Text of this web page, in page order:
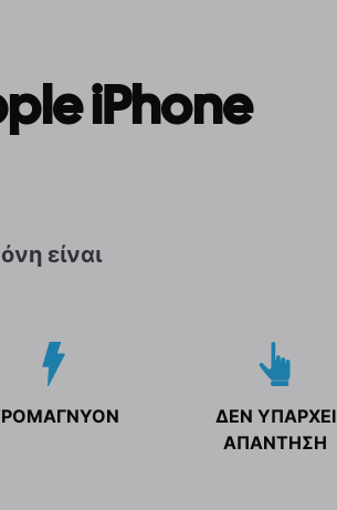
iPhone
είναι
ΔΕΝ ΥΠΑΡΧΕΙ
ΑΠΑΝΤΗΣΗ